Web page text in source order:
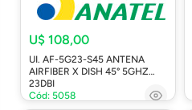
U$ 108,00
UI. AF-5G23-S45 ANTENA
AIRFIBER X DISH 45° 5GHZ
23DBI
Cód: 5058